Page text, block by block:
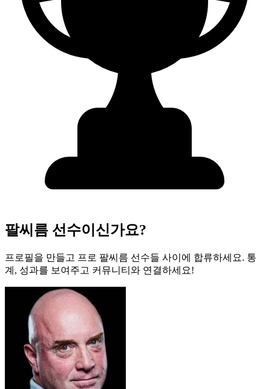
팔씨름 선수이신가요?
프로필을 만들고 프로 팔씨름 선수들 사이에 합류하세요. 통
계, 성과를 보여주고 커뮤니티와 연결하세요!